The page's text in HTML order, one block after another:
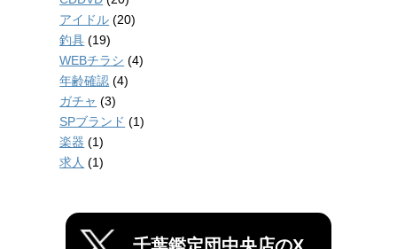
アイドル (20)
釣具 (19)
WEBチラシ (4)
年齢確認 (4)
ガチャ (3)
SPブランド (1)
楽器 (1)
求人 (1)
千葉鑑定団中央店のX